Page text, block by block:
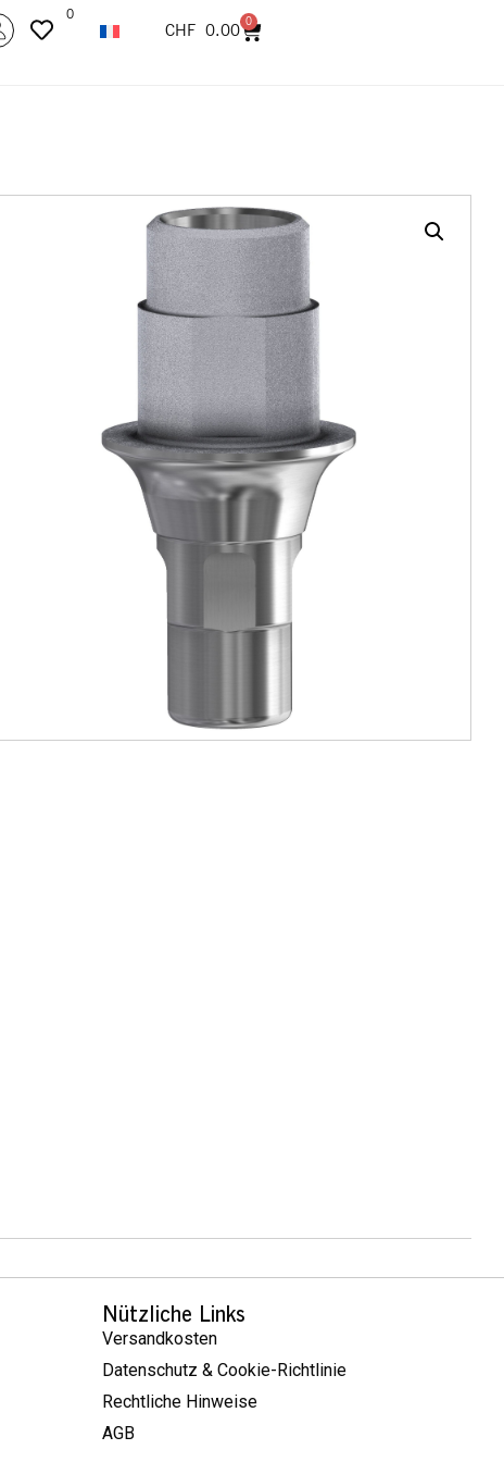
0
CHF 0.00
0
Nützliche Links
Versandkosten
Datenschutz & Cookie-Richtlinie
Rechtliche Hinweise
AGB